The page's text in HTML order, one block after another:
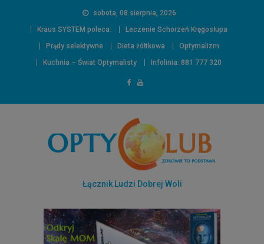
sobota, 08 sierpnia, 2026
Kraus SYSTEM poleca:
Leczenie Schorzeń Kręgosłupa
Prądy selektywne
Dieta żółtkowa
Optymalizm
Kuchnia – Świat Optymalisty
Infolinia: 881 777 320
Łącznik Ludzi Dobrej Woli